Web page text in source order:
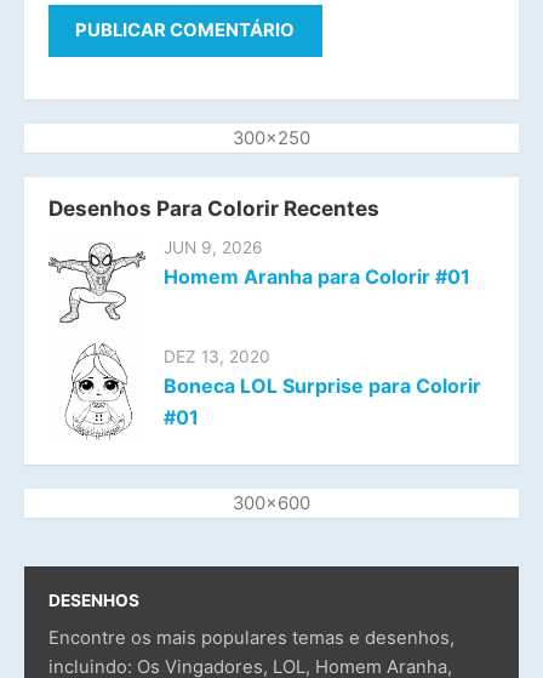
300x250
Desenhos Para Colorir Recentes
JUN 9, 2026
Homem Aranha para Colorir #01
DEZ 13, 2020
Boneca LOL Surprise para Colorir
#01
300x600
DESENHOS
Encontre os mais populares temas e desenhos,
incluindo: Os Vingadores, LOL, Homem Aranha,